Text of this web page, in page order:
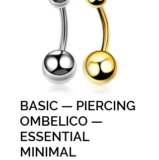
BASIC — PIERCING
OMBELICO —
ESSENTIAL
MINIMAL